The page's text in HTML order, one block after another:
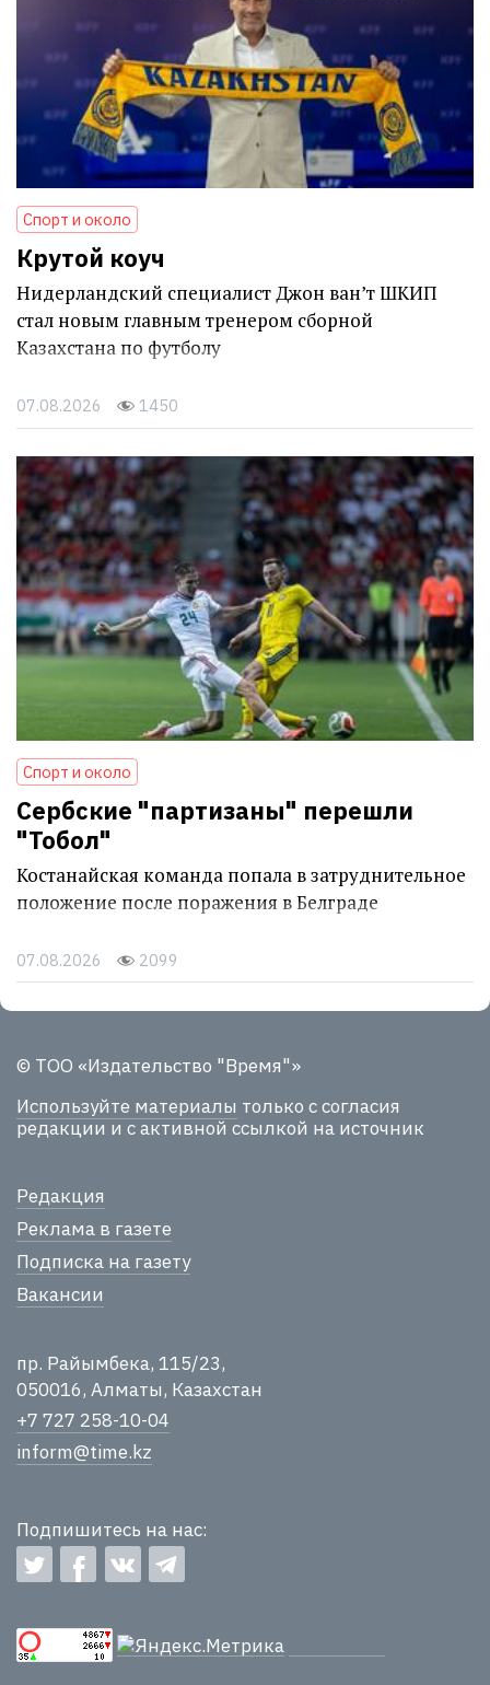
Спорт и около
Крутой коуч
Нидерландский специалист Джон ван’т ШКИП
стал новым главным тренером сборной
Казахстана по футболу
07.08.2026 1450
Спорт и около
Сербские "партизаны" перешли
"Тобол"
Костанайская команда попала в затруднительное
положение после поражения в Белграде
07.08.2026 2099
© ТОО «Издательство "Время"»
Используйте материалы только с согласия
редакции и с активной ссылкой на источник
Редакция
Реклама в газете
Подписка на газету
Вакансии
пр. Райымбека, 115/23,
050016, Алматы, Казахстан
+7 727 258-10-04
inform@time.kz
Подпишитесь на нас: